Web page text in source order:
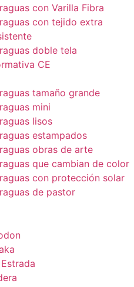
con Varilla Fibra
con tejido extra
doble tela
CE
tamaño grande
mini
lisos
estampados
obras de arte
que cambian de color
con protección solar
de pastor